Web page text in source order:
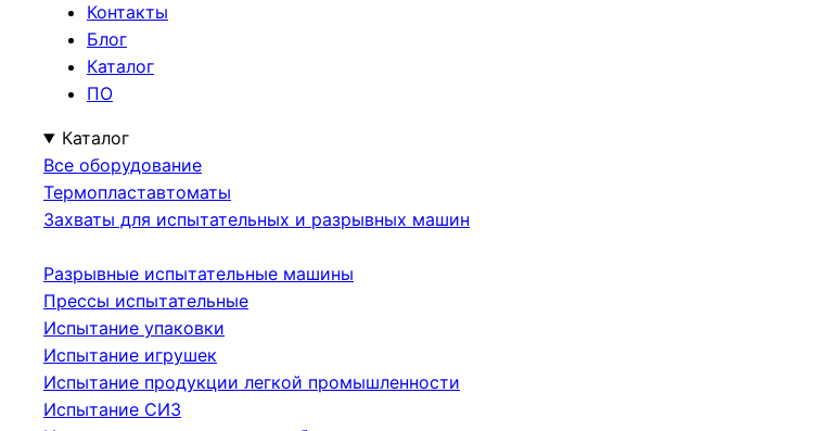
Контакты
Блог
Каталог
ПО
Каталог
Все оборудование
Термопластавтоматы
Захваты для испытательных и разрывных машин
Разрывные испытательные машины
Прессы испытательные
Испытание упаковки
Испытание игрушек
Испытание продукции легкой промышленности
Испытание СИЗ